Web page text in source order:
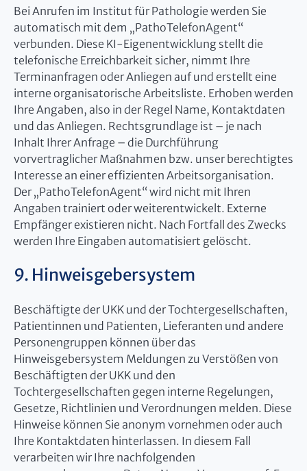
Bei Anrufen im Institut für Pathologie werden Sie
automatisch mit dem „PathoTelefonAgent“
verbunden. Diese KI-Eigenentwicklung stellt die
telefonische Erreichbarkeit sicher, nimmt Ihre
Terminanfragen oder Anliegen auf und erstellt eine
interne organisatorische Arbeitsliste. Erhoben werden
Ihre Angaben, also in der Regel Name, Kontaktdaten
und das Anliegen. Rechtsgrundlage ist – je nach
Inhalt Ihrer Anfrage – die Durchführung
vorvertraglicher Maßnahmen bzw. unser berechtigtes
Interesse an einer effizienten Arbeitsorganisation.
Der „PathoTelefonAgent“ wird nicht mit Ihren
Angaben trainiert oder weiterentwickelt. Externe
Empfänger existieren nicht. Nach Fortfall des Zwecks
werden Ihre Eingaben automatisiert gelöscht.
9. Hinweisgebersystem
Beschäftigte der UKK und der Tochtergesellschaften,
Patientinnen und Patienten, Lieferanten und andere
Personengruppen können über das
Hinweisgebersystem Meldungen zu Verstößen von
Beschäftigten der UKK und den
Tochtergesellschaften gegen interne Regelungen,
Gesetze, Richtlinien und Verordnungen melden. Diese
Hinweise können Sie anonym vornehmen oder auch
Ihre Kontaktdaten hinterlassen. In diesem Fall
verarbeiten wir Ihre nachfolgenden